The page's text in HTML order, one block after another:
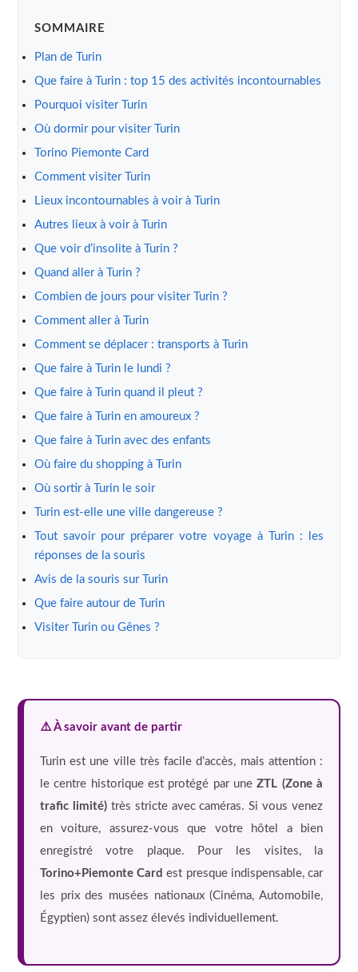
SOMMAIRE
Plan de Turin
Que faire à Turin : top 15 des activités incontournables
Pourquoi visiter Turin
Où dormir pour visiter Turin
Torino Piemonte Card
Comment visiter Turin
Lieux incontournables à voir à Turin
Autres lieux à voir à Turin
Que voir d’insolite à Turin ?
Quand aller à Turin ?
Combien de jours pour visiter Turin ?
Comment aller à Turin
Comment se déplacer : transports à Turin
Que faire à Turin le lundi ?
Que faire à Turin quand il pleut ?
Que faire à Turin en amoureux ?
Que faire à Turin avec des enfants
Où faire du shopping à Turin
Où sortir à Turin le soir
Turin est-elle une ville dangereuse ?
Tout savoir pour préparer votre voyage à Turin : les
réponses de la souris
Avis de la souris sur Turin
Que faire autour de Turin
Visiter Turin ou Gênes ?
⚠️ À savoir avant de partir
Turin est une ville très facile d’accès, mais attention :
le centre historique est protégé par uneZTL (Zone à
trafic limité)très stricte avec caméras. Si vous venez
en voiture, assurez-vous que votre hôtel a bien
enregistré votre plaque. Pour les visites, la
Torino+Piemonte Card est presque indispensable, car
les prix des musées nationaux (Cinéma, Automobile,
Égyptien) sont assez élevés individuellement.